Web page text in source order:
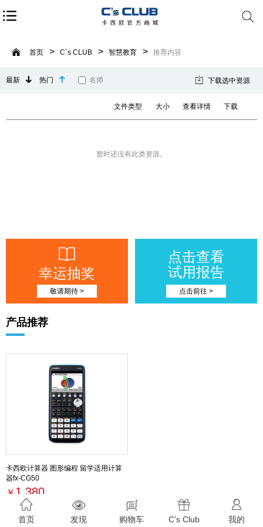
首页 C`s CLUB 智慧教育 推荐内容
最新 热门 名师 下载选中资源
文件类型 大小 查看详情 下载
暂时还没有此类资源。
幸运抽奖
敬请期待 >
点击查看
试用报告
点击前往 >
产品推荐
卡西欧计算器 图形编程 留学适用计算
器fx-CG50
￥ 1,380
最新活动
首页 发现 购物车 C’s Club 我的